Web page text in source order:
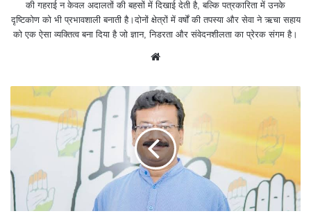
की गहराई न केवल अदालतों की बहसों में दिखाई देती है, बल्कि पत्रकारिता में उनके
दृष्टिकोण को भी प्रभावशाली बनाती है।दोनों क्षेत्रों में वर्षों की तपस्या और सेवा ने ऋचा सहाय
को एक ऐसा व्यक्तित्व बना दिया है जो ज्ञान, निडरता और संवेदनशीलता का प्रेरक संगम है।
e